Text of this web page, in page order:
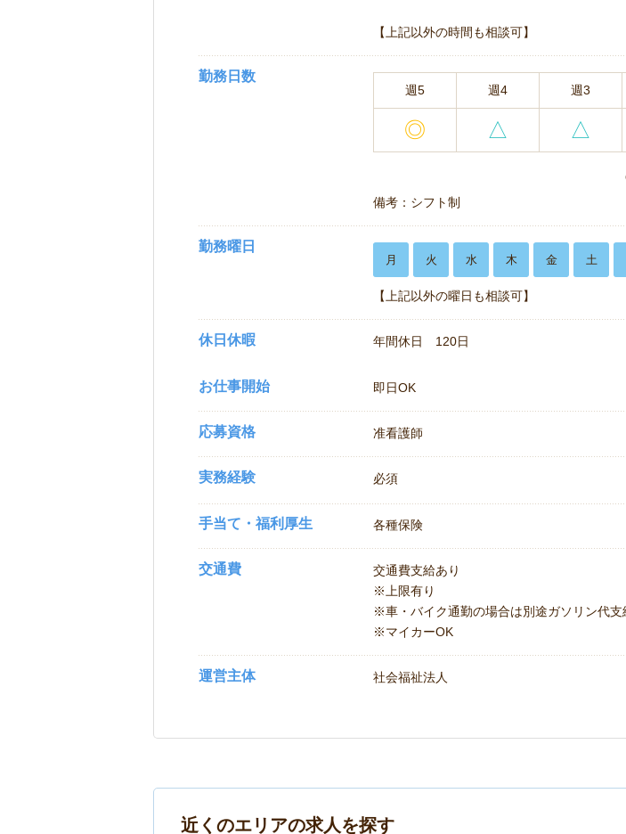
【上記以外の時間も相談可】
勤務日数
週5 週4 週3
◎ △ △
備考：シフト制
勤務曜日
月 火 水 木 金 土
【上記以外の曜日も相談可】
休日休暇 年間休日 120日
お仕事開始 即日OK
応募資格 准看護師
実務経験 必須
手当て・福利厚生 各種保険
交通費
交通費支給あり
※上限有り
※車・バイク通勤の場合は別途ガソリン代支
※マイカーOK
運営主体 社会福祉法人
近くのエリアの求人を探す